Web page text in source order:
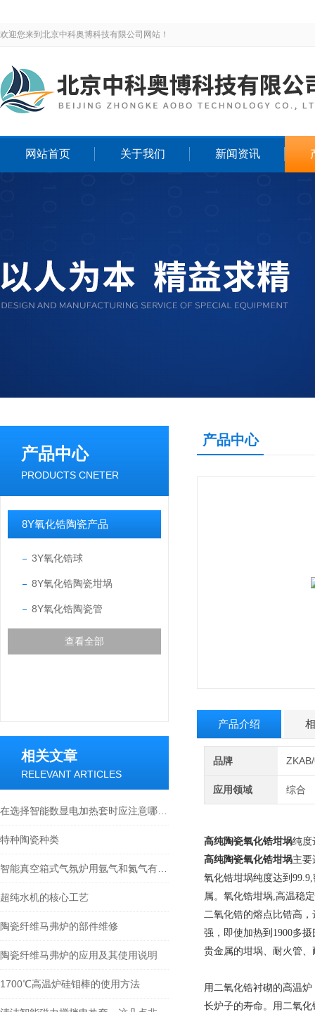
欢迎您来到北京中科奥博科技有限公司网站！
网站首页 关于我们 新闻资讯
产品中心
PRODUCTS CNETER
8Y氧化锆陶瓷产品
3Y氧化锆球
8Y氧化锆陶瓷坩埚
8Y氧化锆陶瓷管
查看全部
相关文章
RELEVANT ARTICLES
特种陶瓷种类
超纯水机的核心工艺
陶瓷纤维马弗炉的部件维修
陶瓷纤维马弗炉的应用及其使用说明
1700℃高温炉硅钼棒的使用方法
产品中心
产品介绍
品牌
应用领域 综合
高纯陶瓷氧化锆坩埚纯度
高纯陶瓷氧化锆坩埚主要
氧化锆坩埚纯度达到
属。氧化锆坩埚,高温稳
二氧化锆的熔点比锆高
强，即使加热到1900多
贵金属的坩埚、耐火管
用二氧化锆衬砌的高温
长炉子的寿命。用二氧